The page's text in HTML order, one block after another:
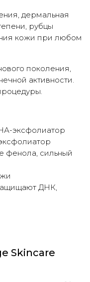
дермальная
рубцы
кожи при любом
поколения,
активности.
эксфолиатор
фенола, сильный
ДНК,
Skincare